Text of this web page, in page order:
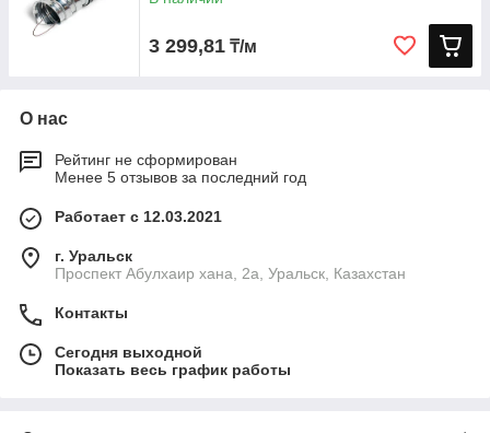
3 299,81 ₸/м
О нас
Рейтинг не сформирован
Менее 5 отзывов за последний год
Работает с 12.03.2021
г. Уральск
Проспект Абулхаир хана, 2а, Уральск, Казахстан
Контакты
Сегодня выходной
Показать весь график работы